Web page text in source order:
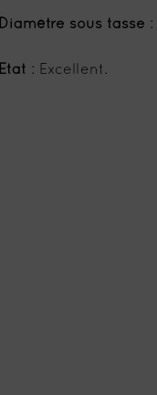
Diamètre sous tasse :
Etat : Excellent.